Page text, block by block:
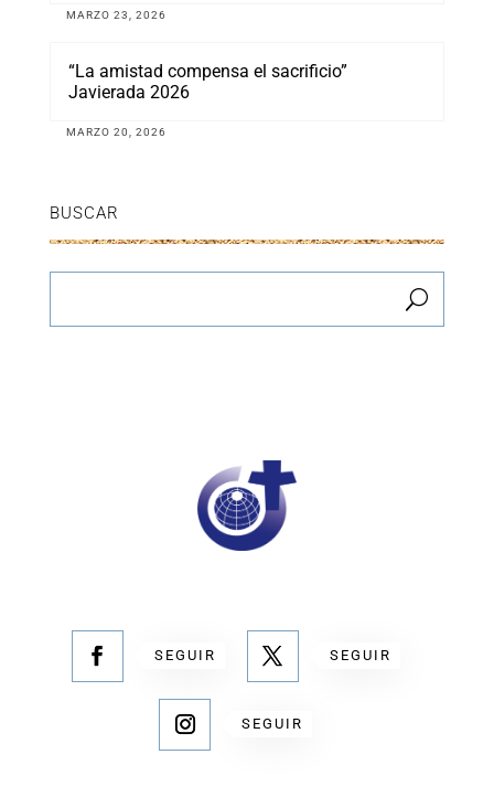
MARZO 23, 2026
“La amistad compensa el sacrificio”
Javierada 2026
MARZO 20, 2026
BUSCAR
SEGUIR SEGUIR
SEGUIR